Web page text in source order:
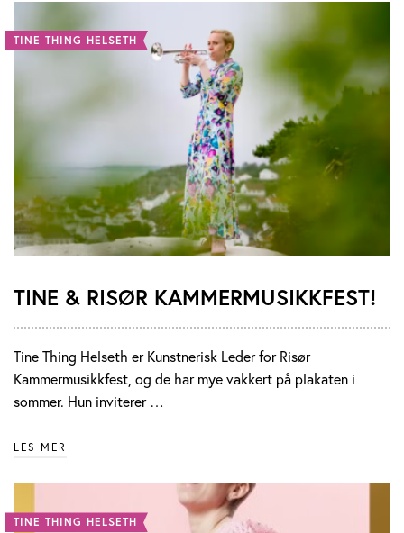
TINE THING HELSETH
TINE & RISØR KAMMERMUSIKKFEST!
Tine Thing Helseth er Kunstnerisk Leder for Risør
Kammermusikkfest, og de har mye vakkert på plakaten i
sommer. Hun inviterer …
LES MER
TINE THING HELSETH